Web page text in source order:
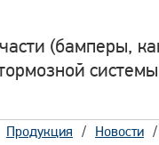
(бамперы,
Продукция Новости